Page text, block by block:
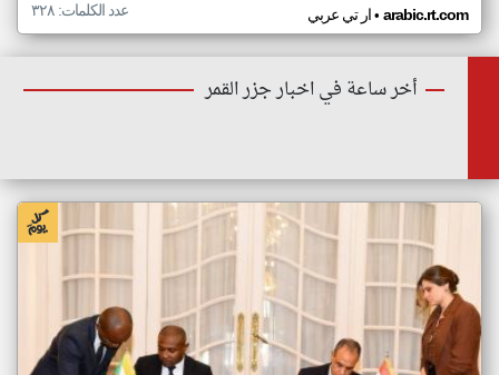
ار تي عربي• arabic.rt.com عدد الكلمات: ٣٢٨
أخر ساعة في اخبار جزر القمر